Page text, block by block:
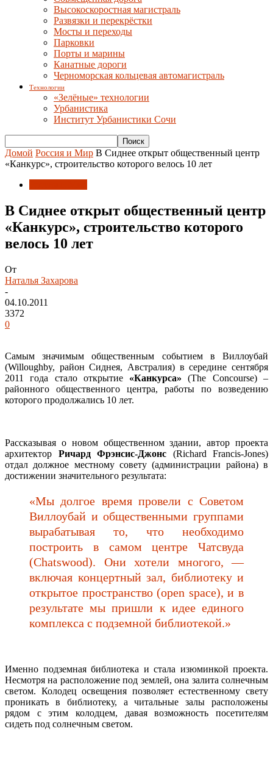
Высокоскоростная магистраль
Развязки и перекрёстки
Мосты и переходы
Парковки
Порты и марины
Канатные дороги
Черноморская кольцевая автомагистраль
Технологии
«Зелёные» технологии
Урбанистика
Институт Урбанистики Сочи
Домой Россия и Мир В Сиднее открыт общественный центр
«Канкурс», строительство которого велось 10 лет
В Сиднее открыт общественный центр
«Канкурс», строительство которого
велось 10 лет
От
Наталья Захарова
-
04.10.2011
3372
0
Самым значимым общественным событием в Виллоубай
(Willoughby, район Сиднея, Австралия) в середине сентября
2011 года стало открытие «Канкурса» (The Concourse) –
районного общественного центра, работы по возведению
которого продолжались 10 лет.
Рассказывая о новом общественном здании, автор проекта
архитектор Ричард Фрэнсис-Джонс (Richard Francis-Jones)
отдал должное местному совету (администрации района) в
достижении значительного результата:
«Мы долгое время провели с Советом
Виллоубай и общественными группами
вырабатывая то, что необходимо
построить в самом центре Чатсвуда
(Chatswood). Они хотели многого, —
включая концертный зал, библиотеку и
открытое пространство (open space), и в
результате мы пришли к идее единого
комплекса с подземной библиотекой.»
Именно подземная библиотека и стала изюминкой проекта.
Несмотря на расположение под землей, она залита солнечным
светом. Колодец освещения позволяет естественному свету
проникать в библиотеку, а читальные залы расположены
рядом с этим колодцем, давая возможность посетителям
сидеть под солнечным светом.